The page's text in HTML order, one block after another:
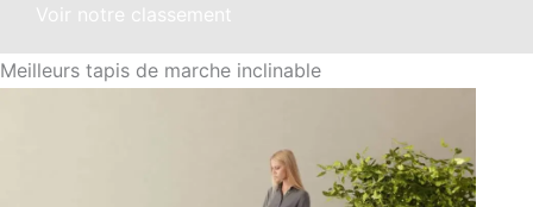
Voir notre classement
Meilleurs tapis de marche inclinable